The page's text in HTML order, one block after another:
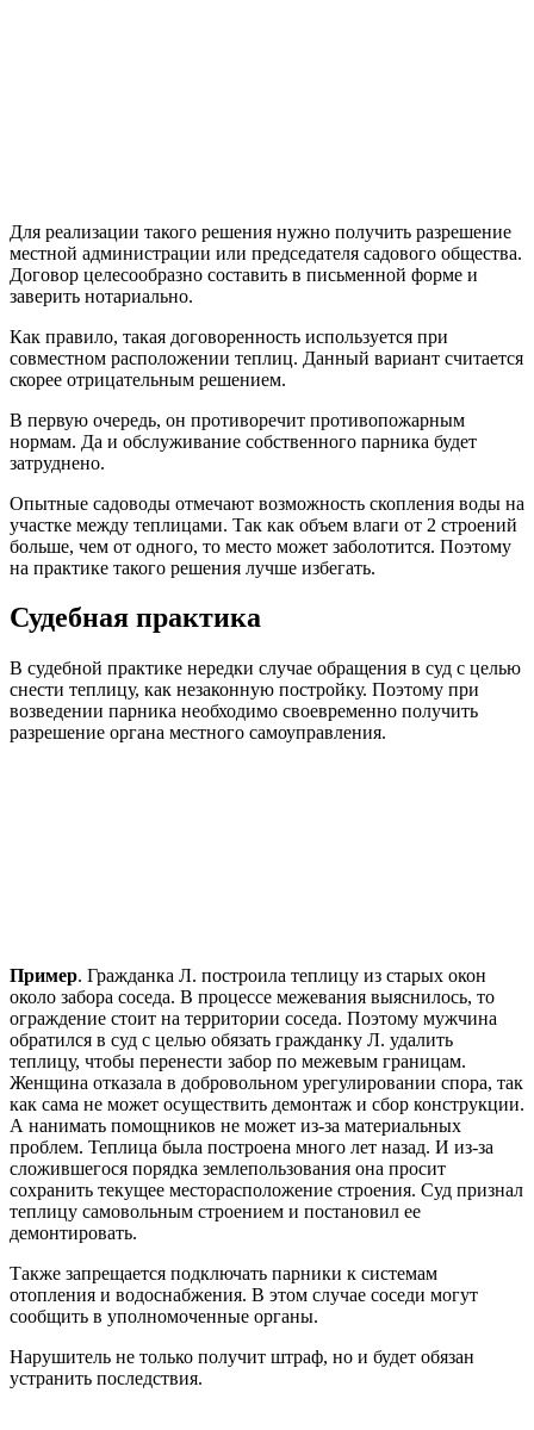
Для реализации такого решения нужно получить разрешение
местной администрации или председателя садового общества.
Договор целесообразно составить в письменной форме и
заверить нотариально.
Как правило, такая договоренность используется при
совместном расположении теплиц. Данный вариант считается
скорее отрицательным решением.
В первую очередь, он противоречит противопожарным
нормам. Да и обслуживание собственного парника будет
затруднено.
Опытные садоводы отмечают возможность скопления воды на
участке между теплицами. Так как объем влаги от 2 строений
больше, чем от одного, то место может заболотится. Поэтому
на практике такого решения лучше избегать.
Судебная практика
В судебной практике нередки случае обращения в суд с целью
снести теплицу, как незаконную постройку. Поэтому при
возведении парника необходимо своевременно получить
разрешение органа местного самоуправления.
Пример. Гражданка Л. построила теплицу из старых окон
около забора соседа. В процессе межевания выяснилось, то
ограждение стоит на территории соседа. Поэтому мужчина
обратился в суд с целью обязать гражданку Л. удалить
теплицу, чтобы перенести забор по межевым границам.
Женщина отказала в добровольном урегулировании спора, так
как сама не может осуществить демонтаж и сбор конструкции.
А нанимать помощников не может из-за материальных
проблем. Теплица была построена много лет назад. И из-за
сложившегося порядка землепользования она просит
сохранить текущее месторасположение строения. Суд признал
теплицу самовольным строением и постановил ее
демонтировать.
Также запрещается подключать парники к системам
отопления и водоснабжения. В этом случае соседи могут
сообщить в уполномоченные органы.
Нарушитель не только получит штраф, но и будет обязан
устранить последствия.